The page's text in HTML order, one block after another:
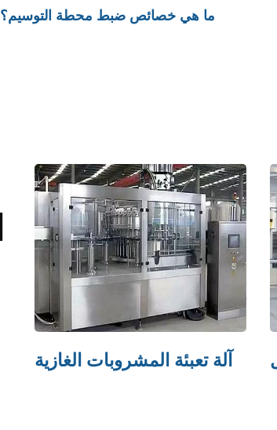
ما هي خصائص ضبط محطة التوسيم؟
آلة تعبئة المشروبات الغازية